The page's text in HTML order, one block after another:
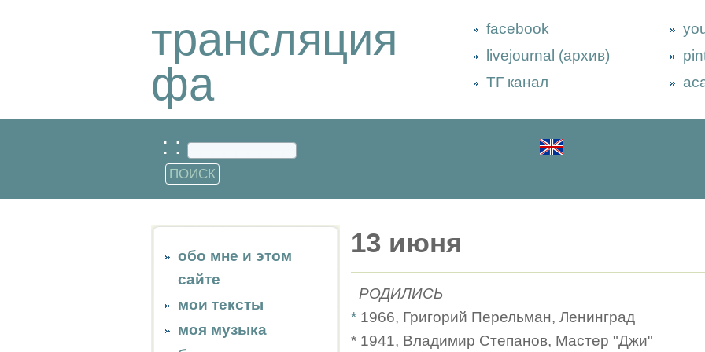
трансляция
фа
facebook
livejournal (архив)
ТГ канал
: :
обо мне и этом
сайте
мои тексты
моя музыка
13 июня
РОДИЛИСЬ
* 1966, Григорий Перельман, Ленинград
* 1941, Владимир Степанов, Мастер "Джи"